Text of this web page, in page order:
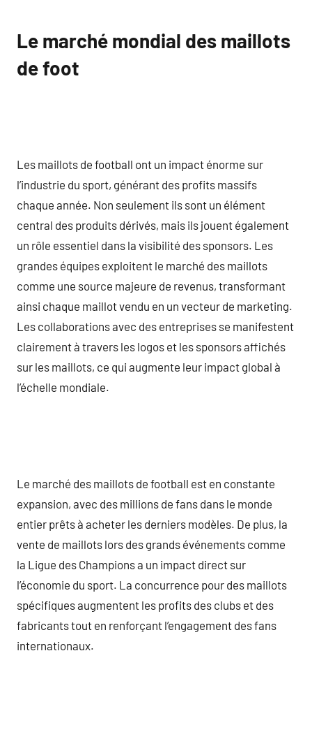
Le marché mondial des maillots
de foot
Les maillots de football ont un impact énorme sur
l’industrie du sport, générant des profits massifs
chaque année. Non seulement ils sont un élément
central des produits dérivés, mais ils jouent également
un rôle essentiel dans la visibilité des sponsors. Les
grandes équipes exploitent le marché des maillots
comme une source majeure de revenus, transformant
ainsi chaque maillot vendu en un vecteur de marketing.
Les collaborations avec des entreprises se manifestent
clairement à travers les logos et les sponsors affichés
sur les maillots, ce qui augmente leur impact global à
l’échelle mondiale.
Le marché des maillots de football est en constante
expansion, avec des millions de fans dans le monde
entier prêts à acheter les derniers modèles. De plus, la
vente de maillots lors des grands événements comme
la Ligue des Champions a un impact direct sur
l’économie du sport. La concurrence pour des maillots
spécifiques augmentent les profits des clubs et des
fabricants tout en renforçant l’engagement des fans
internationaux.